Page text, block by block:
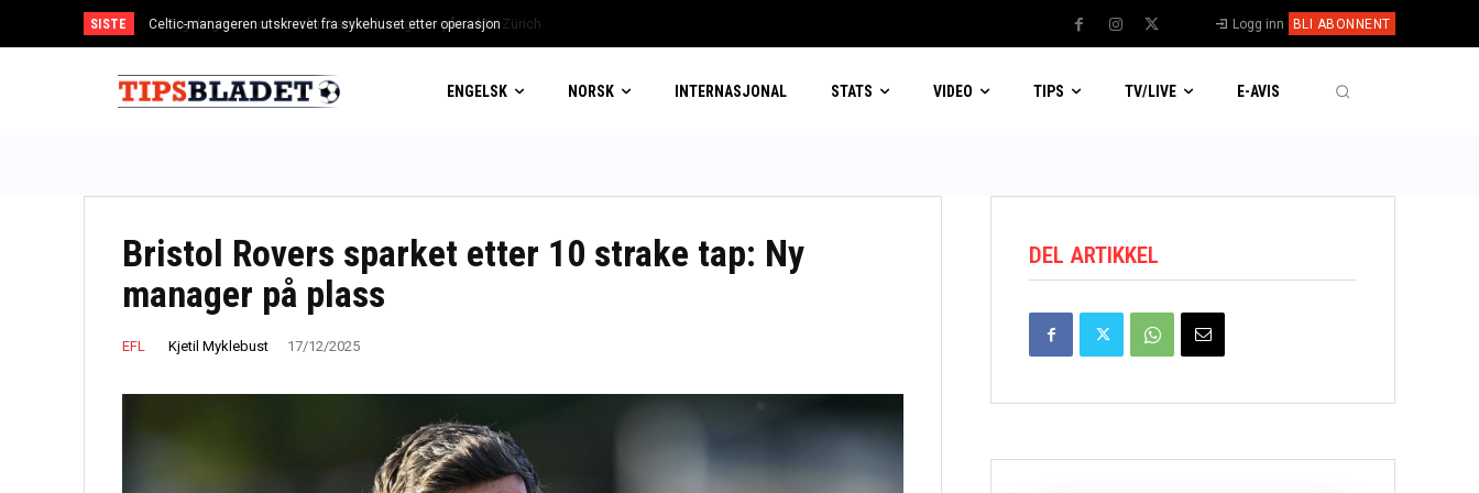
SISTE Ingebrigtsen-comeback i Diamond League – påmeldt i Zürich Logg inn BLI ABONNENT
ENGELSK NORSK INTERNASJONAL STATS VIDEO TIPS TV/LIVE E-AVIS
Bristol Rovers sparket etter 10 strake tap: Ny
manager på plass
EFL Kjetil Myklebust 17/12/2025
DEL ARTIKKEL